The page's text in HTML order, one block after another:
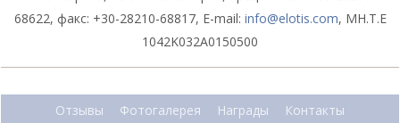
68622, факс: +30-28210-68817, E-mail: info@elotis.com, MH.T.E
1042K032A0150500
Отзывы Фотогалерея Награды
Контакты